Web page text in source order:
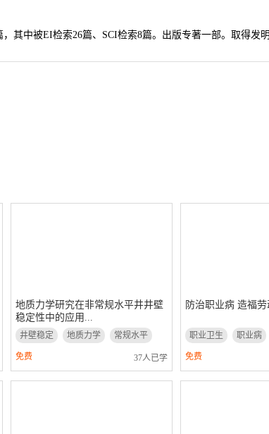
中被EI检索26篇、SCI检索8篇。出版专著一部。取得发明
地质力学研究在非常规水平井井壁
稳定性中的应用...
井壁稳定 地质力学
常规水平
稳定性
免费 37人已学
防治职业病 造福
职业卫生 职业病
免费